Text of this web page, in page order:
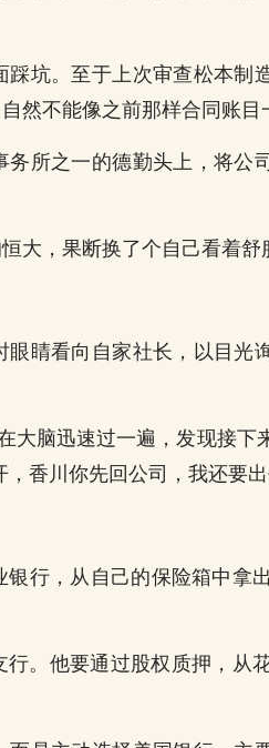
坑。至于上次审查松本制
然不能像之前那样合同账目
所之一的德勤头上，将公
大，果断换了个自己看着舒
睛看向自家社长，以目光
大脑迅速过一遍，发现接下
香川你先回公司，我还要
行，从自己的保险箱中拿
。他要通过股权质押，从